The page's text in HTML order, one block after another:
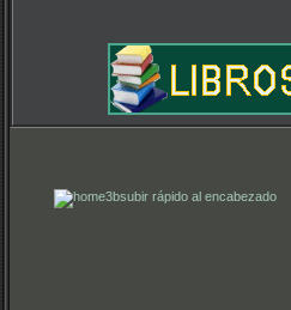
subir rápido al encabezado